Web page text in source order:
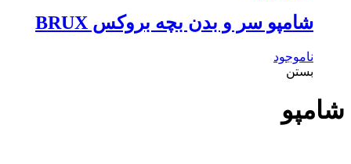
شامپو سر و بدن بچه بروکس BRUX
ناموجود
بستن
شامپو